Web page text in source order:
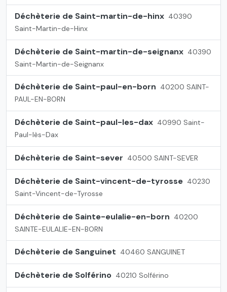
Déchèterie de Saint-martin-de-hinx 40390
Saint-Martin-de-Hinx
Déchèterie de Saint-martin-de-seignanx 40390
Saint-Martin-de-Seignanx
Déchèterie de Saint-paul-en-born 40200 SAINT-
PAUL-EN-BORN
Déchèterie de Saint-paul-les-dax 40990 Saint-
Paul-lès-Dax
Déchèterie de Saint-sever 40500 SAINT-SEVER
Déchèterie de Saint-vincent-de-tyrosse 40230
Saint-Vincent-de-Tyrosse
Déchèterie de Sainte-eulalie-en-born 40200
SAINTE-EULALIE-EN-BORN
Déchèterie de Sanguinet 40460 SANGUINET
Déchèterie de Solférino 40210 Solférino